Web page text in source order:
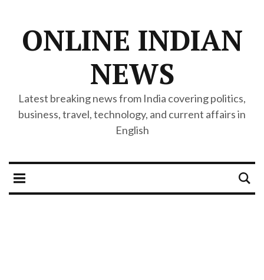
ONLINE INDIAN
NEWS
Latest breaking news from India covering politics,
business, travel, technology, and current affairs in
English